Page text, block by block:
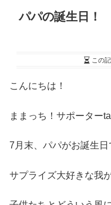
パパの誕生日！
この
こんにちは！
ままっち！サポーター
7月末、パパがお誕生日
サプライズ大好きな我が